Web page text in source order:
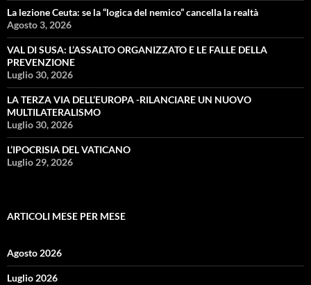
La lezione Ceuta: se la “logica del nemico” cancella la realtà
Agosto 3, 2026
VAL DI SUSA: L’ASSALTO ORGANIZZATO E LE FALLE DELLA
PREVENZIONE
Luglio 30, 2026
LA TERZA VIA DELL’EUROPA -RILANCIARE UN NUOVO
MULTILATERALISMO
Luglio 30, 2026
L’IPOCRISIA DEL VATICANO
Luglio 29, 2026
ARTICOLI MESE PER MESE
Agosto 2026
Luglio 2026